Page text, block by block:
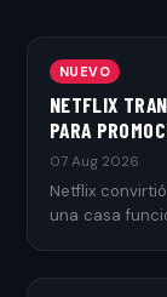
NUEVO
NETFLIX
PARA
07 Aug 2026
Netflix
una casa